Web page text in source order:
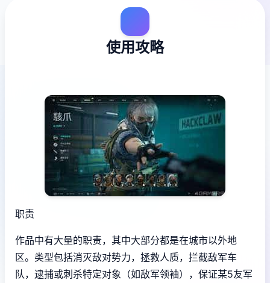
使用攻略
职责
作品中有大量的职责，其中大部分都是在城市以外地
区。类型包括消灭敌对势力，拯救人质，拦截敌军车
队，逮捕或刺杀特定对象（如敌军领袖），保证某5友军